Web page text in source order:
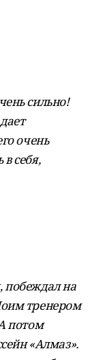
сильно!
очень
себя,
побеждал на
тренером
потом
«Алмаз».